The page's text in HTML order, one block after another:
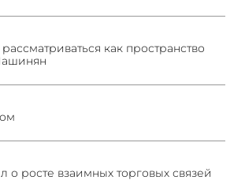
как пространство
о росте взаимных торговых связей